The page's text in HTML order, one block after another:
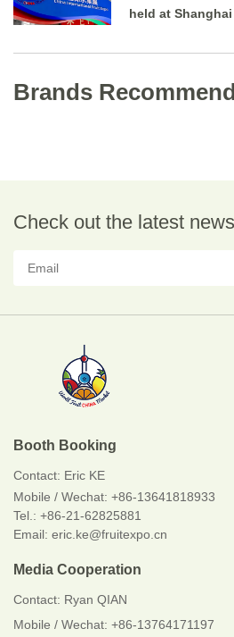
held at
Brands
Check out the latest
Booth Booking
Contact: Eric KE
Mobile / Wechat: +86-13641818933
Tel.: +86-21-62825881
Email: eric.ke@fruitexpo.cn
Media Cooperation
Contact: Ryan QIAN
Mobile / Wechat: +86-13764171197